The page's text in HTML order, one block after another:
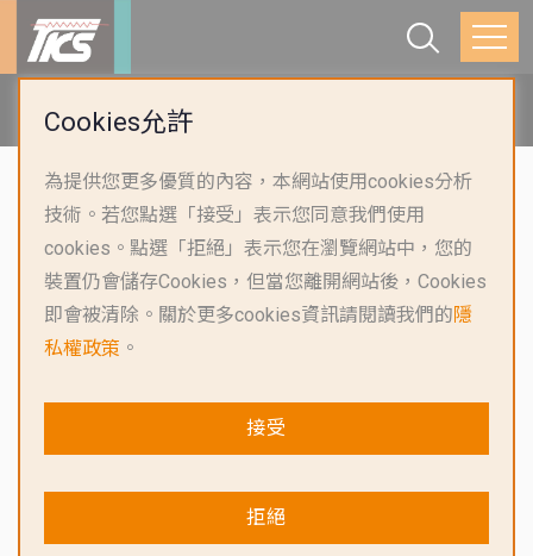
產品應用
產品應用
汽車
Cookies允許
為提供您更多優質的內容，本網站使用cookies分析
技術。若您點選「接受」表示您同意我們使用
cookies。點選「拒絕」表示您在瀏覽網站中，您的
裝置仍會儲存Cookies，但當您離開網站後，Cookies
即會被清除。關於更多cookies資訊請閱讀我們的隱
私權政策 。
接受
拒絕